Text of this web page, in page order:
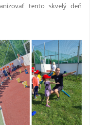
tento skvelý deň